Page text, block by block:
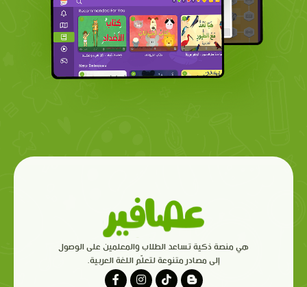
هي منصة ذكية تساعد الطلاب والمعلمين على الوصول
إلى مصادر متنوعة لتعلّم اللغة العربية.